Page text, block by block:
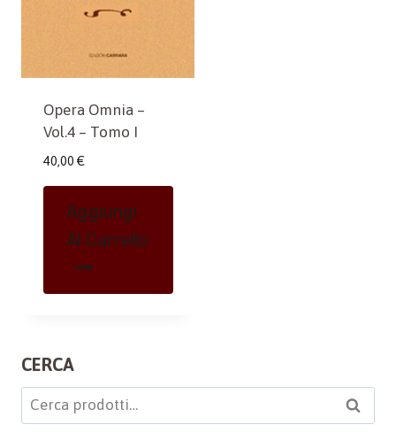
Opera Omnia –
Vol.4 – Tomo I
40,00 €
Aggiungi
Al Carrello
CERCA
Cerca: Cerca